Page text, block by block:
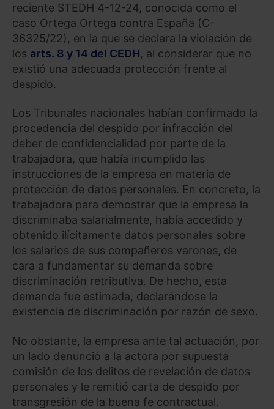
reciente STEDH 4-12-24, conocida como el
caso Ortega Ortega contra España (C-
36325/22), en la que se declara la violación de
los arts. 8 y 14 del CEDH, al considerar que no
existió una adecuada protección frente al
despido.
Los Tribunales nacionales habían confirmado la
procedencia del despido por infracción del
deber de confidencialidad por parte de la
trabajadora, que había incumplido las
instrucciones de la empresa en materia de
protección de datos personales. En concreto, la
trabajadora para demostrar que la empresa la
discriminaba salarialmente, había accedido y
obtenido ilícitamente datos personales sobre
los salarios de sus compañeros varones, de
cara a fundamentar su demanda sobre
discriminación retributiva. De hecho, esta
demanda fue estimada, declarándose la
existencia de discriminación por razón de sexo.
No obstante, la empresa ante tal actuación, por
un lado denunció a la actora por supuesta
comisión de los delitos de revelación de datos
personales y le remitió carta de despido por
transgresión de la buena fe contractual.